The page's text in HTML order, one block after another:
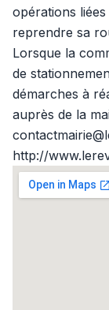
opérations
reprendre sa
Lorsque la
de
démarches à
auprès de la
http://